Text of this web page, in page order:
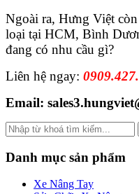
Ngoài ra, Hưng Việt còn
loại tại HCM, Bình
đang có nhu cầu gì?
Liên hệ ngay:
Email:
Danh mục sản phẩm
Xe Nâng Tay